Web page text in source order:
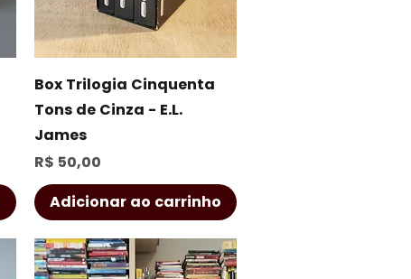
Visualização rápida
Box Trilogia Cinquenta
Tons de Cinza - E.L.
James
Preço
R$ 50,00
Adicionar ao carrinho